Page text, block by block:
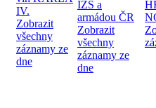
IV.
Zobrazit
všechny
záznamy ze
dne
IZS a
armádou ČR
Zobrazit
všechny
záznamy ze
dne